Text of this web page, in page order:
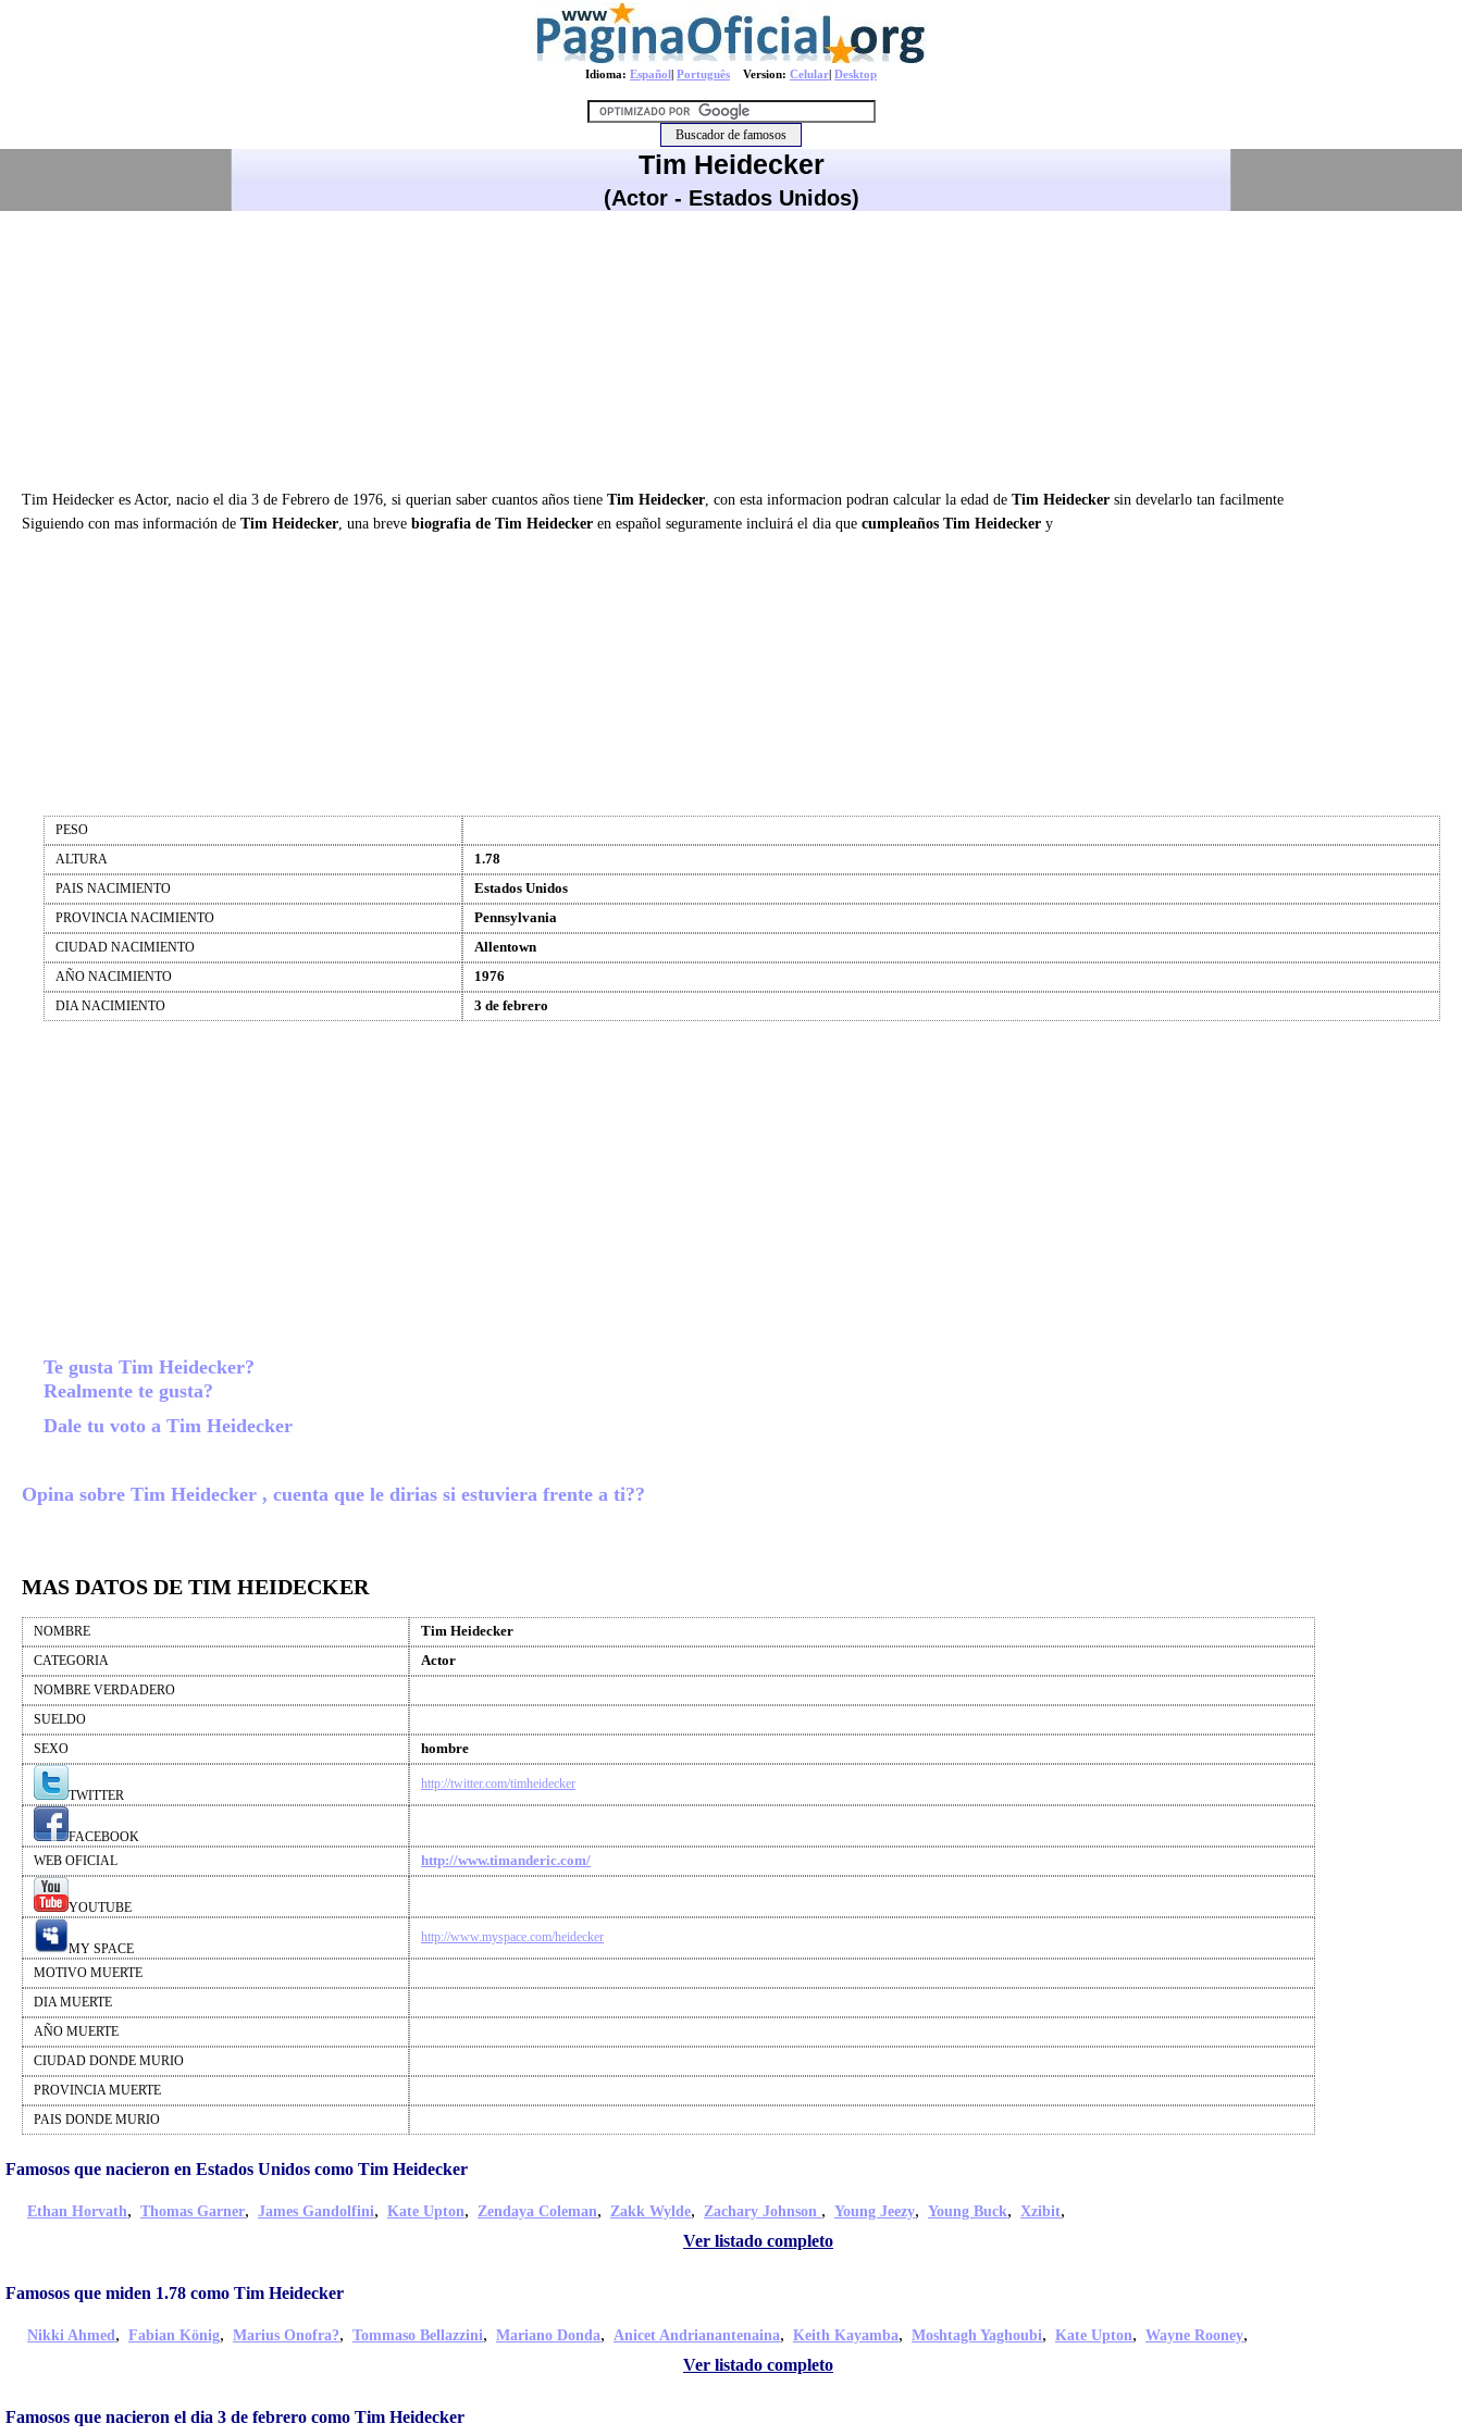
Idioma: Español| Português Version: Celular| Desktop
Tim Heidecker
(Actor - Estados Unidos)
Tim Heidecker es Actor, nacio el dia 3 de Febrero de 1976, si querian saber cuantos años tiene Tim Heidecker, con esta informacion podran calcular la edad de Tim Heidecker sin develarlo tan facilmente
Siguiendo con mas información de Tim Heidecker, una breve biografia de Tim Heidecker en español seguramente incluirá el dia que cumpleaños Tim Heidecker y
PESO
ALTURA
1.78
PAIS NACIMIENTO Estados Unidos
PROVINCIA NACIMIENTO Pennsylvania
CIUDAD NACIMIENTO Allentown
AÑO NACIMIENTO 1976
DIA NACIMIENTO 3 de febrero
Te gusta Tim Heidecker?
Realmente te gusta?
Dale tu voto a Tim Heidecker
Opina sobre Tim Heidecker , cuenta que le dirias si estuviera frente a ti??
MAS DATOS DE TIM HEIDECKER
NOMBRE Tim Heidecker
CATEGORIA Actor
NOMBRE VERDADERO
SUELDO
SEXO
hombre
TWITTER
http://twitter.com/timheidecker
FACEBOOK
WEB OFICIAL
http://www.timanderic.com/
YOUTUBE
MY SPACE
http://www.myspace.com/heidecker
MOTIVO MUERTE
DIA MUERTE
AÑO MUERTE
CIUDAD DONDE MURIO
PROVINCIA MUERTE
PAIS DONDE MURIO
Famosos que nacieron en Estados Unidos como Tim Heidecker
Ethan Horvath, Thomas Garner, James Gandolfini, Kate Upton, Zendaya Coleman, Zakk Wylde, Zachary Johnson , Young Jeezy, Young Buck, Xzibit,
Ver listado completo
Famosos que miden 1.78 como Tim Heidecker
Nikki Ahmed, Fabian König, Marius Onofra?, Tommaso Bellazzini, Mariano Donda, Anicet Andrianantenaina, Keith Kayamba, Moshtagh Yaghoubi, Kate Upton, Wayne Rooney,
Ver listado completo
Famosos que nacieron el dia 3 de febrero como Tim Heidecker